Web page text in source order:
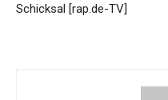
Schicksal [rap.de-TV]